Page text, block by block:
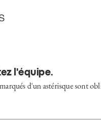
l'équipe.
d'un astérisque sont